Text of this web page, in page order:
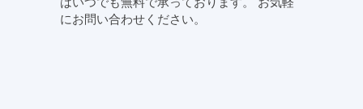
にお問い合わせください。